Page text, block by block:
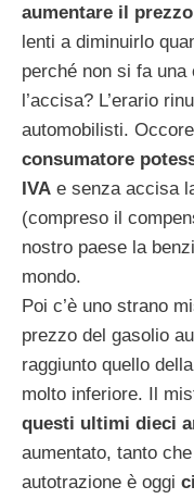
aumentare il prezzo
lenti a diminuirlo
perché non si fa una
l’accisa? L’erario
automobilisti.
consumatore
IVA e senza accisa
(compreso il
nostro paese la
mondo.
Poi c’è uno strano
prezzo del gasolio
raggiunto quello
molto inferiore. Il
questi ultimi dieci
aumentato, tanto
autotrazione è oggi